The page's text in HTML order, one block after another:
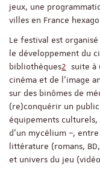
jeux, une
villes en France
Le festival est
le développement du
bibliothèques2 suite à
cinéma et de l’image
sur des binômes de
(re)conquérir un
équipements
d’un mycélium –,
littérature (romans,
et univers du jeu